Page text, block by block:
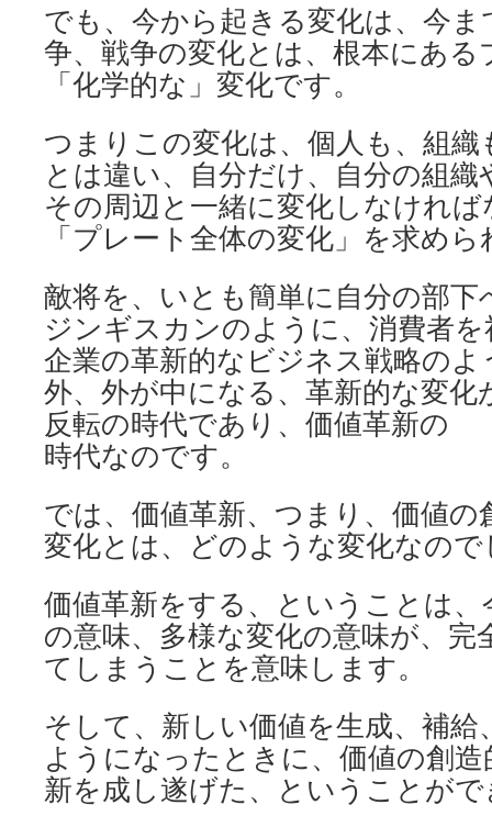
でも、今から起きる変化は、今
争、戦争の変化とは、根本にあ
「化学的な」変化です。
つまりこの変化は、個人も、組
とは違い、自分だけ、自分の組
その周辺と一緒に変化しなけれ
「プレート全体の変化」を求め
敵将を、いとも簡単に自分の部
ジンギスカンのように、消費者
企業の革新的なビジネス戦略の
外、外が中になる、革新的な変化
反転の時代であり、価値革新の
時代なのです。
では、価値革新、つまり、価値の
変化とは、どのような変化なの
価値革新をする、ということは
の意味、多様な変化の意味が、
てしまうことを意味します。
そして、新しい価値を生成、補
ようになったときに、価値の創
新を成し遂げた、ということが